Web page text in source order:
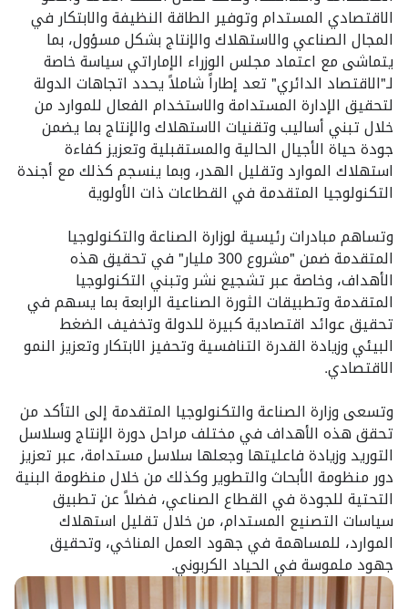
الاقتصادي المستدام وتوفير الطاقة النظيفة والابتكار في
المجال الصناعي والاستهلاك والإنتاج بشكل مسؤول، بما
يتماشى مع اعتماد مجلس الوزراء الإماراتي سياسة خاصة
لـ"الاقتصاد الدائري" تعد إطاراً شاملاً يحدد اتجاهات الدولة
لتحقيق الإدارة المستدامة والاستخدام الفعال للموارد من
خلال تبني أساليب وتقنيات الاستهلاك والإنتاج بما يضمن
جودة حياة الأجيال الحالية والمستقبلية وتعزيز كفاءة
استهلاك الموارد وتقليل الهدر، وبما ينسجم كذلك مع أجندة
التكنولوجيا المتقدمة في القطاعات ذات الأولوية
وتساهم مبادرات رئيسية لوزارة الصناعة والتكنولوجيا
المتقدمة ضمن "مشروع 300 مليار" في تحقيق هذه
الأهداف، وخاصة عبر تشجيع نشر وتبني التكنولوجيا
المتقدمة وتطبيقات الثورة الصناعية الرابعة بما يسهم في
تحقيق عوائد اقتصادية كبيرة للدولة وتخفيف الضغط
البيئي وزيادة القدرة التنافسية وتحفيز الابتكار وتعزيز النمو
الاقتصادي.
وتسعى وزارة الصناعة والتكنولوجيا المتقدمة إلى التأكد من
تحقق هذه الأهداف في مختلف مراحل دورة الإنتاج وسلاسل
التوريد وزيادة فاعليتها وجعلها سلاسل مستدامة، عبر تعزيز
دور منظومة الأبحاث والتطوير وكذلك من خلال منظومة البنية
التحتية للجودة في القطاع الصناعي، فضلاً عن تطبيق
سياسات التصنيع المستدام، من خلال تقليل استهلاك
الموارد، للمساهمة في جهود العمل المناخي، وتحقيق
جهود ملموسة في الحياد الكربوني.